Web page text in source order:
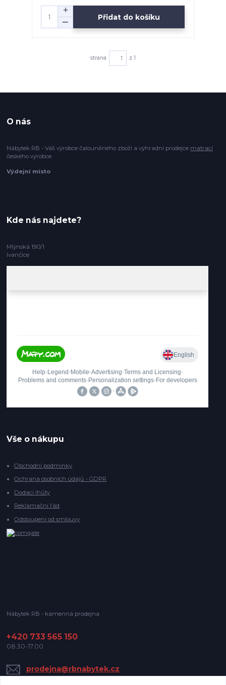
Přidat do košíku
strana z 1
O nás
Nábytek RB - Váš výrobce čalouněného zboží a výhradní prodejce matrací
českého výrobce.
Výdejní místo
Kde nás najdete?
Mlýnská 190/1
Ivančice
Vše o nákupu
Obchodní podmínky
Ochrana osobních údajů - GDPR
Dodací lhůty
Reklamační řád
Odstoupení od smlouvy
Nábytek RB - kamenná prodejna
+420 733 565 150
08.30-17.00
prodejna@rbnabytek.cz